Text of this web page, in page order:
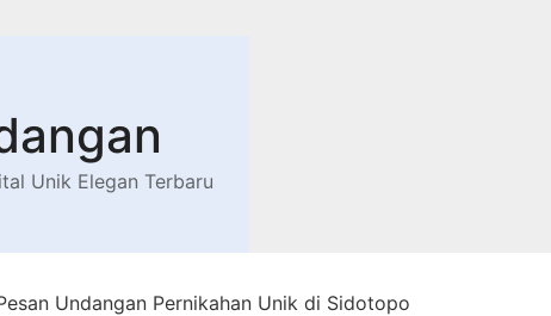
Unik Elegan Terbaru
Undangan Pernikahan Unik di Sidotopo